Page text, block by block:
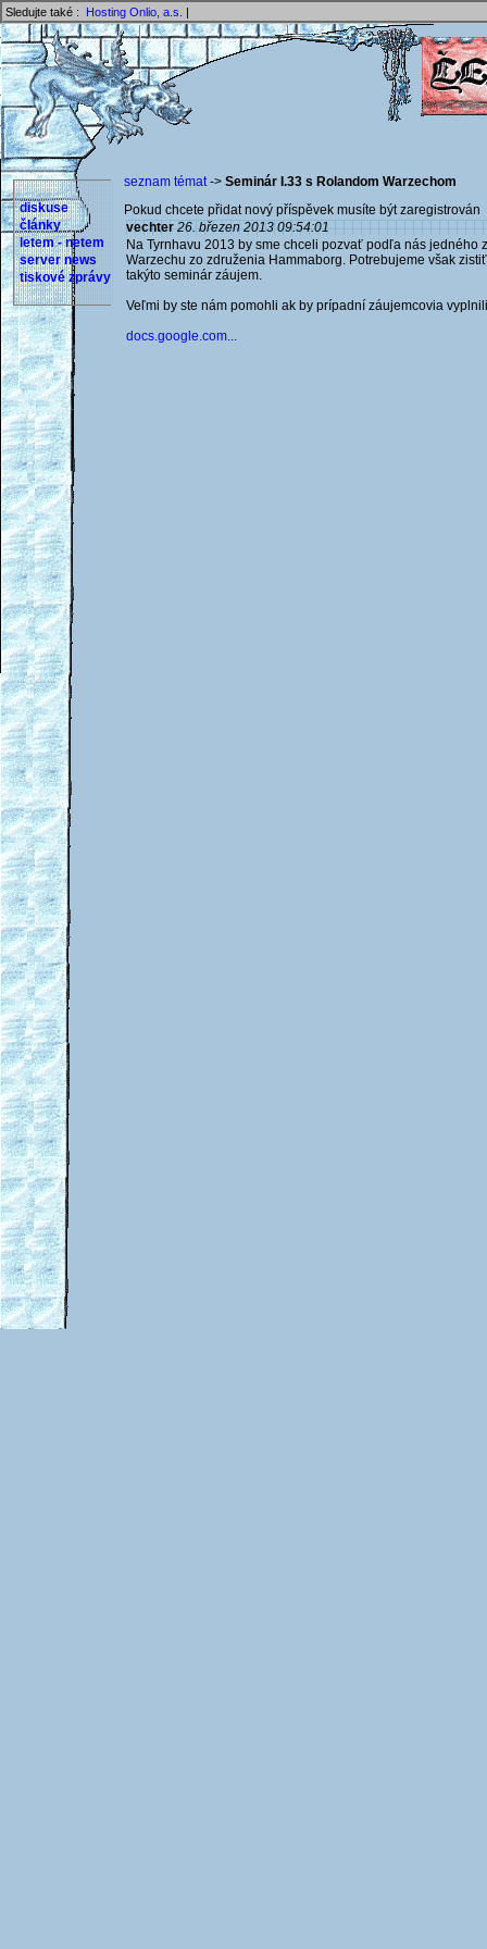
Sledujte také : Hosting Onlio, a.s. |
diskuse
články
letem - netem
server news
tiskové zprávy
seznam témat-> Seminár I.33 s Rolandom Warzechom
Pokud chcete přidat nový příspěvek musíte být
vechter 26. březen 2013 09:54:01
Na Tyrnhavu 2013 by sme chceli pozvať podľa nás jedného
Warzechu zo združenia Hammaborg. Potrebujeme však
takýto seminár záujem.
Veľmi by ste nám pomohli ak by prípadní záujemcovia
docs.google.com...